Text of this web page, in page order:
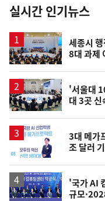
뉴
스
실시간 인기뉴스
세종시
8대 과제
'서울대
대 3곳 신
3대 메가
조 달러
'국가 AI
규모